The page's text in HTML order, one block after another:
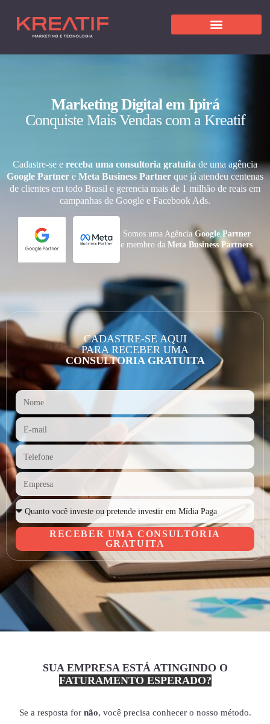
Marketing Digital em Ipirá
Conquiste Mais Vendas com a Kreatif
Cadastre-se e receba uma consultoria gratuita de uma agência
Google Partner e Meta Business Partner que já atendeu centenas
de clientes em todo Brasil e gerencia mais de 1 milhão de reais em
campanhas de Google e Facebook Ads.
Somos uma AgênciaGoogle Partner
e membro daMeta Business Partners
CADASTRE-SE AQUI
PARA RECEBER UMA
CONSULTORIA GRATUITA
RECEBER UMA CONSULTORIA
GRATUITA
SUA EMPRESA ESTÁ ATINGINDO O
FATURAMENTO ESPERADO?
Se a resposta for não, você precisa conhecer o nosso método.